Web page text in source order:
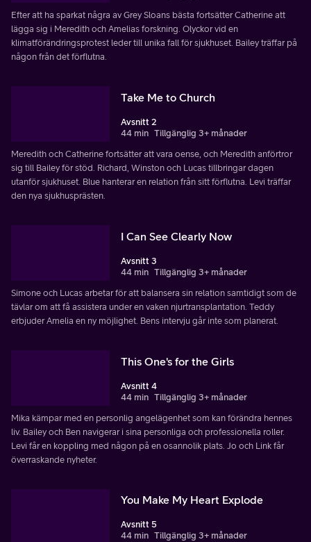
Efter att ha sparkat några av Grey Sloans bästa fortsätter Catherine att
lägga sig i Meredith och Amelias forskning. Olyckor vid en
klimatförändringsprotest leder till unika fall för sjukhuset. Bailey träffar på
någon från det förflutna.
Take Me to Church
Avsnitt 2
44 min Tillgänglig 3+ månader
Meredith och Catherine fortsätter att vara oense, och Meredith anförtror
sig till Bailey för stöd. Richard, Winston och Lucas tillbringar dagen
utanför sjukhuset. Blue hanterar en relation från sitt förflutna. Levi träffar
den nya sjukhusprästen.
I Can See Clearly Now
Avsnitt 3
44 min Tillgänglig 3+ månader
Simone och Lucas arbetar för att balansera sin relation samtidigt som de
tävlar om att få assistera under en vaken njurtransplantation. Teddy
erbjuder Amelia en ny möjlighet. Bens intervju går inte som planerat.
This One's for the Girls
Avsnitt 4
44 min Tillgänglig 3+ månader
Mika kämpar med en personlig angelägenhet som kan förändra hennes
liv. Bailey och Ben navigerar i sina personliga och professionella roller.
Levi får en koppling med någon på en osannolik plats. Jo och Link får
överraskande nyheter.
You Make My Heart Explode
Avsnitt 5
44 min Tillgänglig 3+ månader